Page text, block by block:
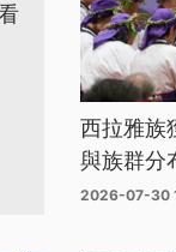
西拉雅族
與族群分
2026-07-30